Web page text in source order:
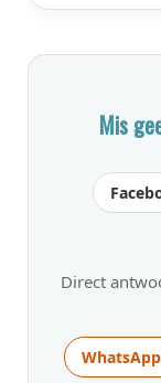
Mis
Direct